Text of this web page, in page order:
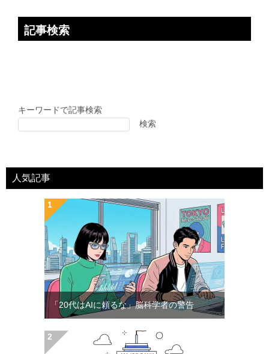
記事検索
キーワードで記事検索
検索
人気記事
「20代はAIに頼るな」脳科学者の警告